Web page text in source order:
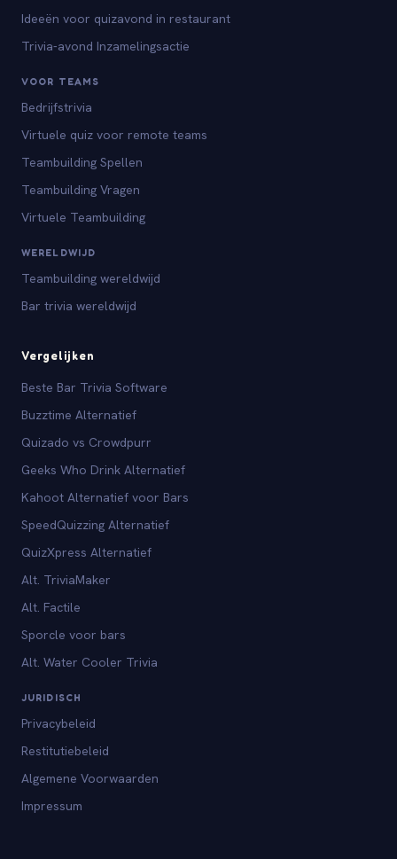
Ideeën voor quizavond in restaurant
Trivia-avond Inzamelingsactie
VOOR TEAMS
Bedrijfstrivia
Virtuele quiz voor remote teams
Teambuilding Spellen
Teambuilding Vragen
Virtuele Teambuilding
WERELDWIJD
Teambuilding wereldwijd
Bar trivia wereldwijd
Vergelijken
Beste Bar Trivia Software
Buzztime Alternatief
Quizado vs Crowdpurr
Geeks Who Drink Alternatief
Kahoot Alternatief voor Bars
SpeedQuizzing Alternatief
QuizXpress Alternatief
Alt. TriviaMaker
Alt. Factile
Sporcle voor bars
Alt. Water Cooler Trivia
JURIDISCH
Privacybeleid
Restitutiebeleid
Algemene Voorwaarden
Impressum